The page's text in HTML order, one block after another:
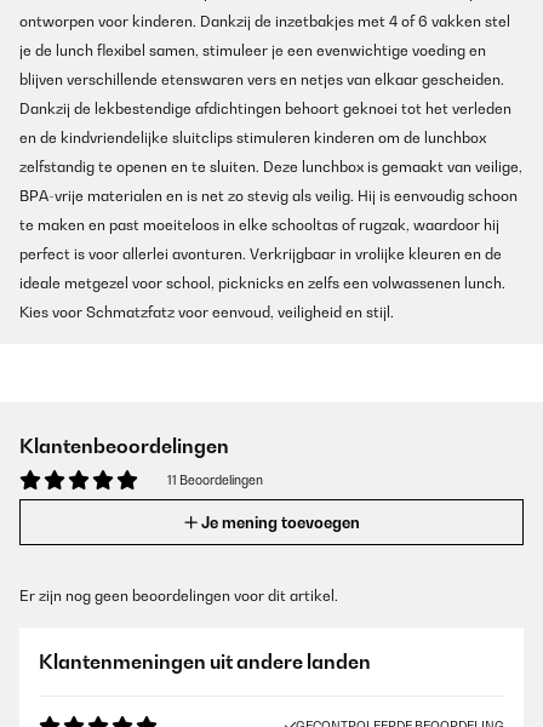
ontworpen voor kinderen. Dankzij de inzetbakjes met 4 of 6 vakken stel
je de lunch flexibel samen, stimuleer je een evenwichtige voeding en
blijven verschillende etenswaren vers en netjes van elkaar gescheiden.
Dankzij de lekbestendige afdichtingen behoort geknoei tot het verleden
en de kindvriendelijke sluitclips stimuleren kinderen om de lunchbox
zelfstandig te openen en te sluiten. Deze lunchbox is gemaakt van veilige,
BPA-vrije materialen en is net zo stevig als veilig. Hij is eenvoudig schoon
te maken en past moeiteloos in elke schooltas of rugzak, waardoor hij
perfect is voor allerlei avonturen. Verkrijgbaar in vrolijke kleuren en de
ideale metgezel voor school, picknicks en zelfs een volwassenen lunch.
Kies voor Schmatzfatz voor eenvoud, veiligheid en stijl.
Klantenbeoordelingen
11 Beoordelingen
Je mening toevoegen
Er zijn nog geen beoordelingen voor dit artikel.
Klantenmeningen uit andere landen